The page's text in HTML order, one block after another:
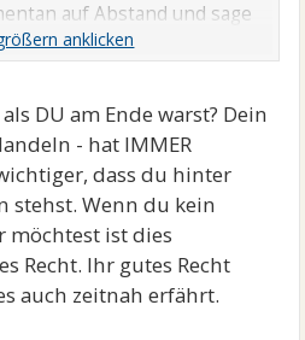
auf Abstand und sage
da wird auch noch
gelebt hat sagen, dass es
Arbeitgeber
schon einige Jahre
war wurde Ihr nochmal
nicht mehr als
DU am Ende warst? Dein
- hat IMMER
dass du hinter
stehst. Wenn du kein
möchtest ist dies
Recht. Ihr gutes Recht
auch zeitnah erfährt.